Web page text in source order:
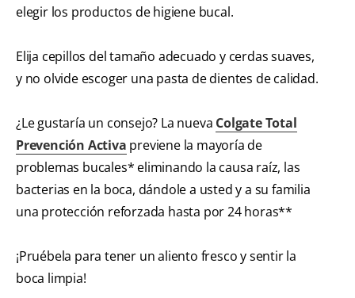
elegir los productos de higiene bucal.
Elija cepillos del tamaño adecuado y cerdas suaves,
y no olvide escoger una pasta de dientes de calidad.
¿Le gustaría un consejo? La nueva Colgate Total
Prevención Activa previene la mayoría de
problemas bucales* eliminando la causa raíz, las
bacterias en la boca, dándole a usted y a su familia
una protección reforzada hasta por 24 horas**
¡Pruébela para tener un aliento fresco y sentir la
boca limpia!